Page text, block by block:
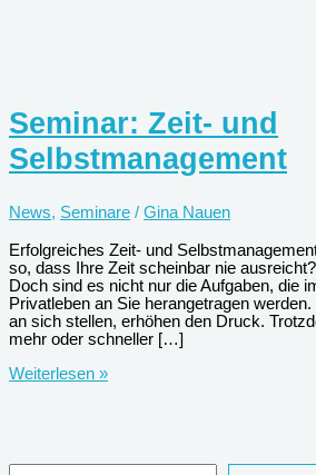
Seminar: Zeit- und
Selbstmanagement
News, Seminare / Gina Nauen
Erfolgreiches Zeit- und
so, dass Ihre Zeit scheinbar nie
Doch sind es nicht nur die Aufgaben, die
Privatleben an Sie herangetragen
an sich stellen, erhöhen den Druck.
mehr oder schneller […]
Seminar:
Weiterlesen »